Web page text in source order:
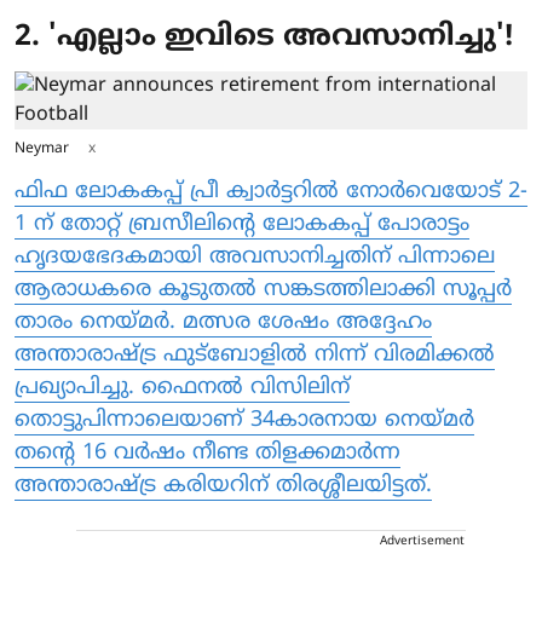
2. 'എല്ലാം ഇവിടെ അവസാനിച്ചു'!
Neymar x
ഫിഫ ലോകകപ്പ് പ്രീ ക്വാർട്ടറിൽ നോർവെയോട് 2-
1 ന് തോറ്റ് ബ്രസീലിന്റെ ലോകകപ്പ് പോരാട്ടം
ഹൃദയഭേദകമായി അവസാനിച്ചതിന് പിന്നാലെ
ആരാധകരെ കൂടുതൽ സങ്കടത്തിലാക്കി സൂപ്പർ
താരം നെയ്മർ. മത്സര ശേഷം അദ്ദേഹം
അന്താരാഷ്ട്ര ഫുട്ബോളിൽ നിന്ന് വിരമിക്കൽ
പ്രഖ്യാപിച്ചു. ഫൈനൽ വിസിലിന്
തൊട്ടുപിന്നാലെയാണ് 34കാരനായ നെയ്മർ
തന്റെ 16 വർഷം നീണ്ട തിളക്കമാർന്ന
അന്താരാഷ്ട്ര കരിയറിന് തിരശ്ശീലയിട്ടത്.
Advertisement